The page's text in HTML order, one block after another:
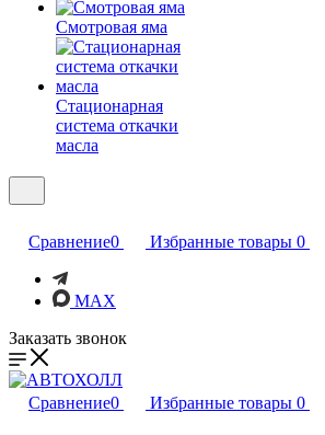
Смотровая яма
Стационарная
система откачки
масла
Сравнение0 Избранные товары 0
MAX
Заказать звонок
Сравнение0 Избранные товары 0